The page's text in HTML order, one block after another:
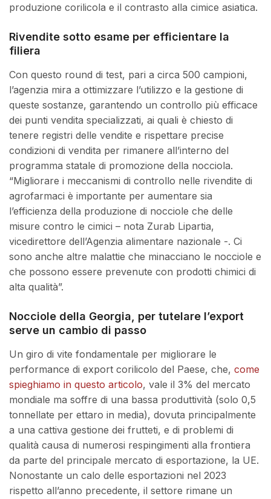
produzione corilicola e il contrasto alla cimice asiatica.
Rivendite sotto esame per efficientare la
filiera
Con questo round di test, pari a circa 500 campioni,
l’agenzia mira a ottimizzare l’utilizzo e la gestione di
queste sostanze, garantendo un controllo più efficace
dei punti vendita specializzati, ai quali è chiesto di
tenere registri delle vendite e rispettare precise
condizioni di vendita per rimanere all’interno del
programma statale di promozione della nocciola.
“Migliorare i meccanismi di controllo nelle rivendite di
agrofarmaci è importante per aumentare sia
l’efficienza della produzione di nocciole che delle
misure contro le cimici – nota Zurab Lipartia,
vicedirettore dell’Agenzia alimentare nazionale -. Ci
sono anche altre malattie che minacciano le nocciole e
che possono essere prevenute con prodotti chimici di
alta qualità”.
Nocciole della Georgia, per tutelare l’export
serve un cambio di passo
Un giro di vite fondamentale per migliorare le
performance di export corilicolo del Paese, che, come
spieghiamo in questo articolo, vale il 3% del mercato
mondiale ma soffre di una bassa produttività (solo 0,5
tonnellate per ettaro in media), dovuta principalmente
a una cattiva gestione dei frutteti, e di problemi di
qualità causa di numerosi respingimenti alla frontiera
da parte del principale mercato di esportazione, la UE.
Nonostante un calo delle esportazioni nel 2023
rispetto all’anno precedente, il settore rimane un